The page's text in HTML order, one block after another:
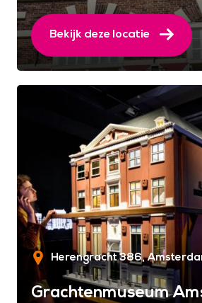
Bekijk deze locatie
Herengracht 386
Grachtenmuseum